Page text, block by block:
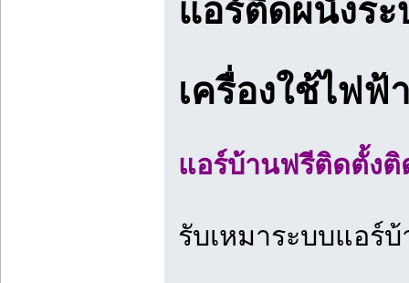
แอร์ติดผนังร
เครื่องใช้ไฟ
แอร์บ้านฟรีติดตั้งติ
รับเหมาระบบแอร์